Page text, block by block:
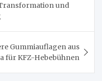
und
Gummiauflagen aus
für KFZ-Hebebühnen